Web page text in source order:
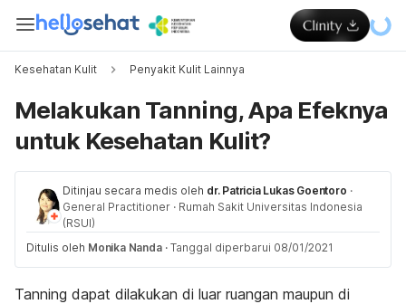
Kesehatan Kulit Penyakit Kulit Lainnya
Melakukan Tanning, Apa Efeknya
untuk Kesehatan Kulit?
Ditinjau secara medis oleh dr. Patricia Lukas Goentoro ·
General Practitioner · Rumah Sakit Universitas Indonesia
(RSUI)
Ditulis oleh Monika Nanda · Tanggal diperbarui 08/01/2021
Tanning dapat dilakukan di luar ruangan maupun di